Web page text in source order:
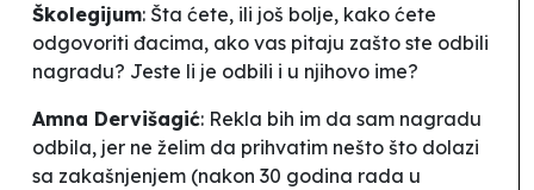
Školegijum: Šta ćete, ili još bolje, kako ćete
odgovoriti đacima, ako vas pitaju zašto ste odbili
nagradu? Jeste li je odbili i u njihovo ime?
Amna Dervišagić: Rekla bih im da sam nagradu
odbila, jer ne želim da prihvatim nešto što dolazi
sa zakašnjenjem (nakon 30 godina rada u